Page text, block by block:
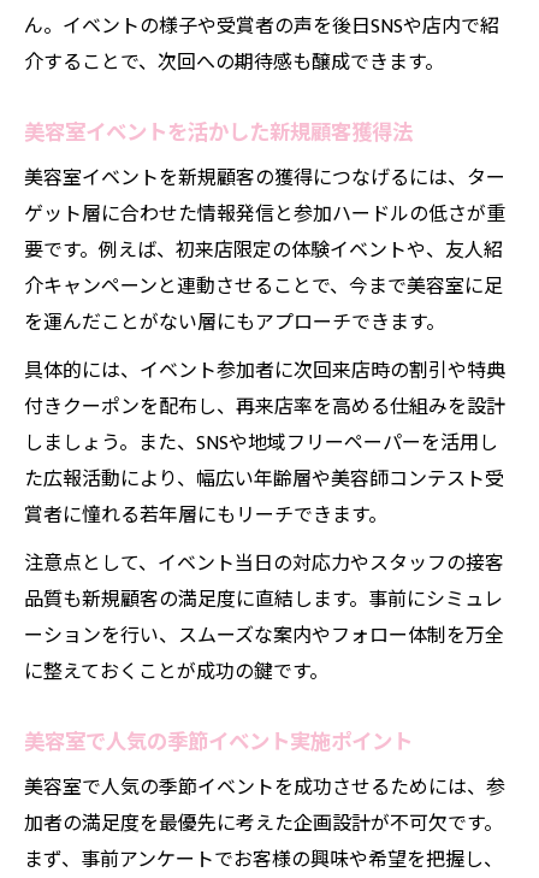
ん。イベントの様子や受賞者の声を後日SNSや店内で紹
介することで、次回への期待感も醸成できます。
美容室イベントを活かした新規顧客獲得法
美容室イベントを新規顧客の獲得につなげるには、ター
ゲット層に合わせた情報発信と参加ハードルの低さが重
要です。例えば、初来店限定の体験イベントや、友人紹
介キャンペーンと連動させることで、今まで美容室に足
を運んだことがない層にもアプローチできます。
具体的には、イベント参加者に次回来店時の割引や特典
付きクーポンを配布し、再来店率を高める仕組みを設計
しましょう。また、SNSや地域フリーペーパーを活用し
た広報活動により、幅広い年齢層や美容師コンテスト受
賞者に憧れる若年層にもリーチできます。
注意点として、イベント当日の対応力やスタッフの接客
品質も新規顧客の満足度に直結します。事前にシミュレ
ーションを行い、スムーズな案内やフォロー体制を万全
に整えておくことが成功の鍵です。
美容室で人気の季節イベント実施ポイント
美容室で人気の季節イベントを成功させるためには、参
加者の満足度を最優先に考えた企画設計が不可欠です。
まず、事前アンケートでお客様の興味や希望を把握し、